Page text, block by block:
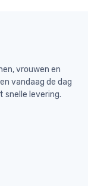
vrouwen en
vandaag de dag
snelle levering.